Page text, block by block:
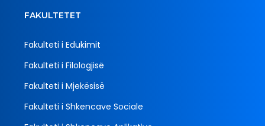
FAKULTETET
Fakulteti i Edukimit
Fakulteti i Filologjisë
Fakulteti i Mjekësisë
Fakulteti i Shkencave Sociale